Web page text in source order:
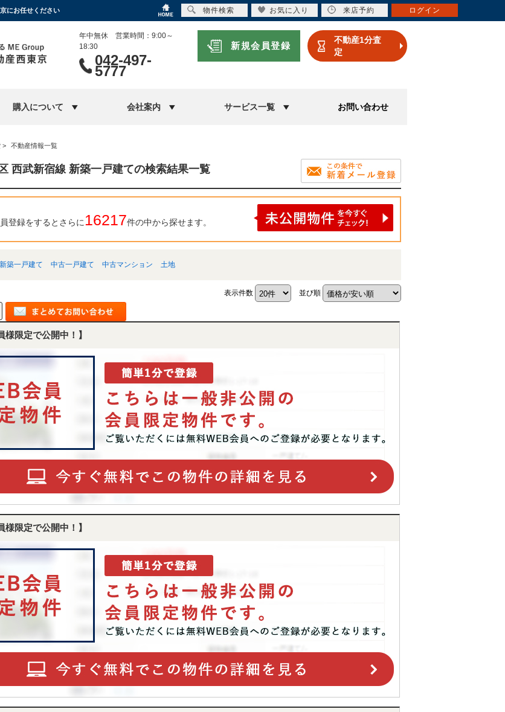
にお任せください
年中無休 営業時間：9:00～
18:30
042-497-
5777
新規会員登録
不動産1分査
定
購入について 会社案内 サービス一覧 お問い合わせ
> 不動産情報一覧
西武新宿線 新築一戸建ての検索結果一覧
登録をするとさらに 16217件の中から探せます。
新築一戸建て 中古一戸建て 中古マンション 土地
表示件数 並び順
様限定で公開中！】
様限定で公開中！】
物件検索 お気に入り 来店予約 ログイン